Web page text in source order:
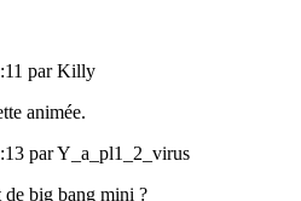
par Killy
animée.
par Y_a_pl1_2_virus
de big bang mini ?